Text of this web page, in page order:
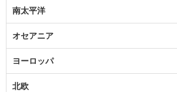
南太平洋
オセアニア
ヨーロッパ
北欧